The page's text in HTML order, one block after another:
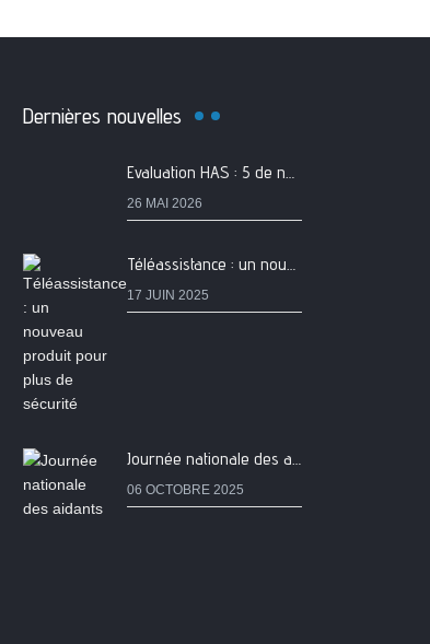
Dernières nouvelles
Evaluation HAS : 5 de nos services classés A
26 MAI 2026
Téléassistance : un nouveau produit pour plus de sécurité
17 JUIN 2025
Journée nationale des aidants
06 OCTOBRE 2025